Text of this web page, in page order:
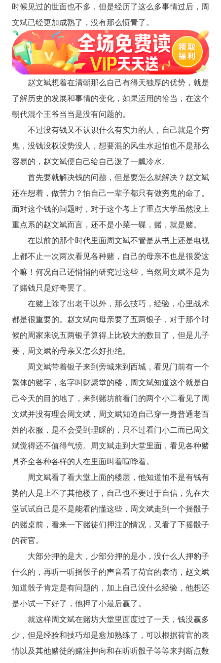
时候见过的世面也不多，但是经历了这么多事情过后，周
文斌已经更加成熟了，没有那么愤青了。
赵文斌想着在清朝那么自己有得天独厚的优势，就是
了解历史的发展和事情的变化，如果运用的恰当，在这个
朝代混个王爷当当是没有问题的。
不过没有钱又不认识什么有实力的人，自己就是个穷
鬼，没钱没权没势没人，想要混的风生水起怕也不是那么
容易的，赵文斌便自己给自己泼了一瓢冷水。
首先要就解决钱的问题，但是要怎么就解决？赵文斌
还在想着，做苦力？怕自己一辈子都只有做穷鬼的命了。
面对这个钱的问题时，对于这个考上了重点大学虽然没上
重点系的赵文斌而言，还不是小菜一碟，赌，就是赌。
在以前的那个时代里面周文斌不管是从书上还是电视
上都不止一次两次看见各种赌，自己的母亲不也是很爱这
个嘛！何况自己还悄悄的研究过这些，当然周文斌不是为
了赌钱只是好奇罢了。
在赌上除了出老千以外，那么技巧，经验，心里战术
都是很重要的。赵文斌向母亲要了五两银子，对于那个时
候的周家来说五两银子算得上比较大的数目了，但是儿子
要，周文斌的母亲又怎么好拒绝。
周文斌带着银子来到旁城来到西城，看见门前有一个
繁体的赌字，名字叫财聚堂的楼，周文斌知道这个就是自
己今天的目的地了，来到赌坊前看门的两个小二看见了周
文斌并没有理会周文斌，周文斌知道自己穿一身普通老百
姓的衣服，是不会受到理睬的，只不过看门小二而已周文
斌觉得还不值得气愤。周文斌走到大堂里面，看见各种赌
具齐全各种各样的人在里面叫着喧哗着。
周文斌看了看大堂上面的楼层，他知道怕不是有钱有
势的人是上不了其他楼了，自己也不要过于自信，先在大
堂试试自己是不是能看的懂这些，周文斌走到一个摇骰子
的赌桌前，看来一下赌徒们押注的情况，又看了下摇骰子
的荷官。
大部分押的是大，少部分押的是小，没什么人押豹子
什么的，再听一听摇骰子的声音看了荷官的表情，赵文斌
知道骰子肯定是有问题的，加上自己没什么经验，他想还
是小试一下好了，他押了小最后赢了。
就这样周文斌在赌坊大堂里面度过了一天，钱没赢多
少，但是经验和技巧却是愈加熟练了，可以根据荷官的表
情以及其他赌徒的赌注押向和在听听骰子等等来判断点数